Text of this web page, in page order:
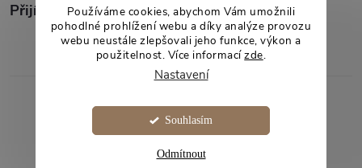
Používáme cookies, abychom Vám umožnili
pohodlné prohlížení webu a díky analýze provozu
webu neustále zlepšovali jeho funkce, výkon a
použitelnost. Více informacízde.
Nastavení
Odmítnout
Souhlasím
Přijímáme online platby
Copyright 2026Desami. Všechna práva vyhrazena.